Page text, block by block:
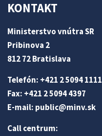
KONTAKT
Ministerstvo vnútra SR
Pribinova 2
812 72 Bratislava
Telefón: +421 2 5094 1111
Fax: +421 2 5094 4397
E-mail: public@minv.sk
Call centrum: